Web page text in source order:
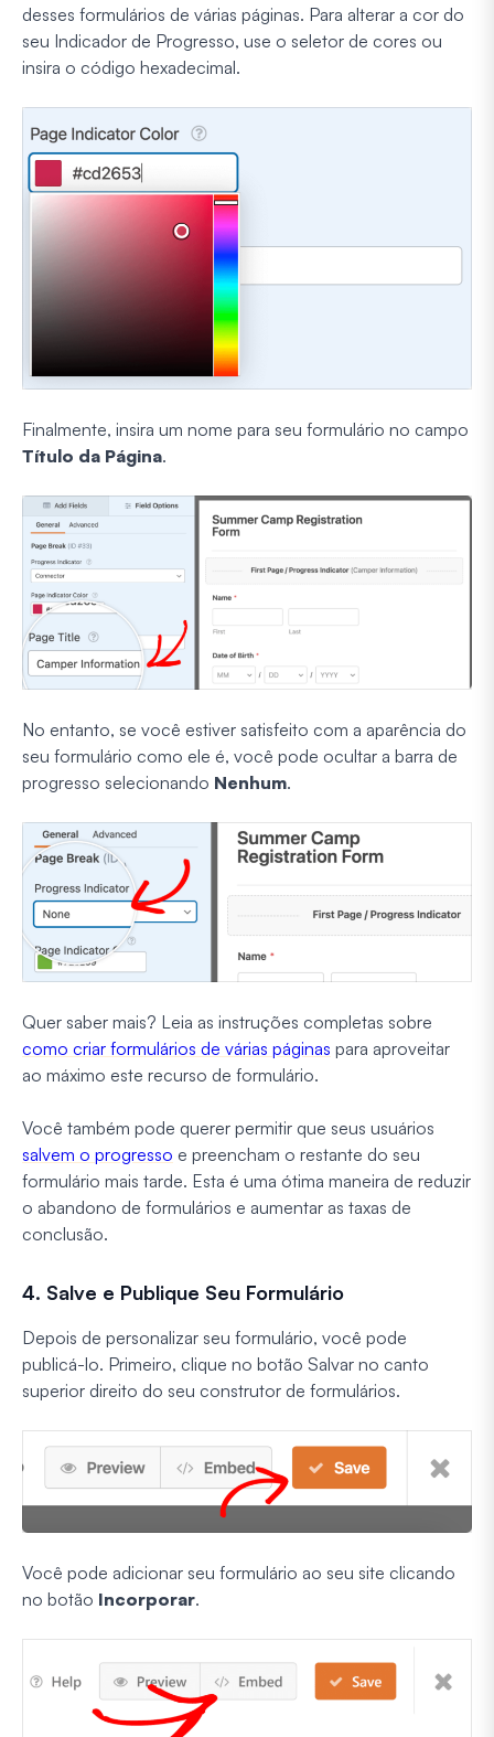
desses formulários de várias páginas. Para alterar a cor do
seu Indicador de Progresso, use o seletor de cores ou
insira o código hexadecimal.
Finalmente, insira um nome para seu formulário no campo
Título da Página.
No entanto, se você estiver satisfeito com a aparência do
seu formulário como ele é, você pode ocultar a barra de
progresso selecionando Nenhum.
Quer saber mais? Leia as instruções completas sobre
como criar formulários de várias páginas para aproveitar
ao máximo este recurso de formulário.
Você também pode querer permitir que seus usuários
salvem o progresso e preencham o restante do seu
formulário mais tarde. Esta é uma ótima maneira de reduzir
o abandono de formulários e aumentar as taxas de
conclusão.
4. Salve e Publique Seu Formulário
Depois de personalizar seu formulário, você pode
publicá-lo. Primeiro, clique no botão Salvar no canto
superior direito do seu construtor de formulários.
Você pode adicionar seu formulário ao seu site clicando
no botão Incorporar.